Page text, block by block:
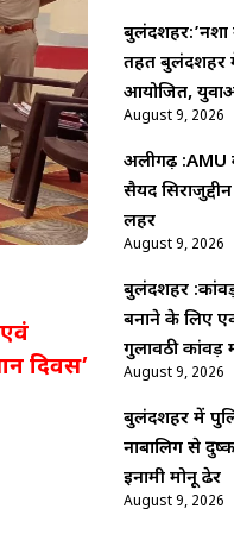
दिवस’
बुलंदशहर:’नशा
तहत बुलंदशहर में
आयोजित,
August 9, 2026
अलीगढ़ :AMU
सैयद
लहर
August 9, 2026
बुलंदशहर :कांवड़
बनाने के लिए
गुलावठी कांवड़
August 9, 2026
बुलंदशहर में
नाबालिग से
इनामी मोनू ढेर
August 9, 2026